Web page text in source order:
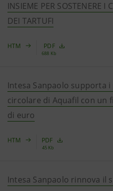
INSIEME PER SOSTENERE I
DEI TARTUFI
HTM PDF
688 Kb
Intesa Sanpaolo supporta
circolare di Aquafil con un
di euro
HTM PDF
45 Kb
Intesa Sanpaolo rinnova il